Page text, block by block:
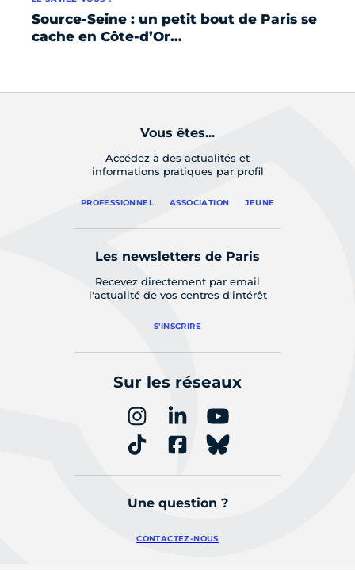
Source-Seine : un petit bout de Paris se
cache en Côte-d’Or…
Vous êtes...
Accédez à des actualités et
informations pratiques par profil
PROFESSIONNEL ASSOCIATION JEUNE
Les newsletters de Paris
Recevez directement par email
l'actualité de vos centres d'intérêt
S'INSCRIRE
Sur les réseaux
Une question ?
CONTACTEZ-NOUS